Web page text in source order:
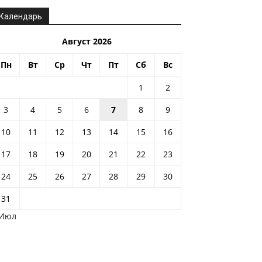
Август 2026
Пн Вт Ср Чт Пт Сб Вс
1
2
3
4 5 6 7 8
9
10
11 12 13 14 15
16
17
18 19 20 21 22
23
24
25 26 27 28 29
30
31